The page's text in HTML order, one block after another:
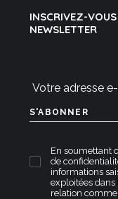
INSCRIVEZ-
NEWSLETTER
En soumettant
de
informations
exploitées
relation